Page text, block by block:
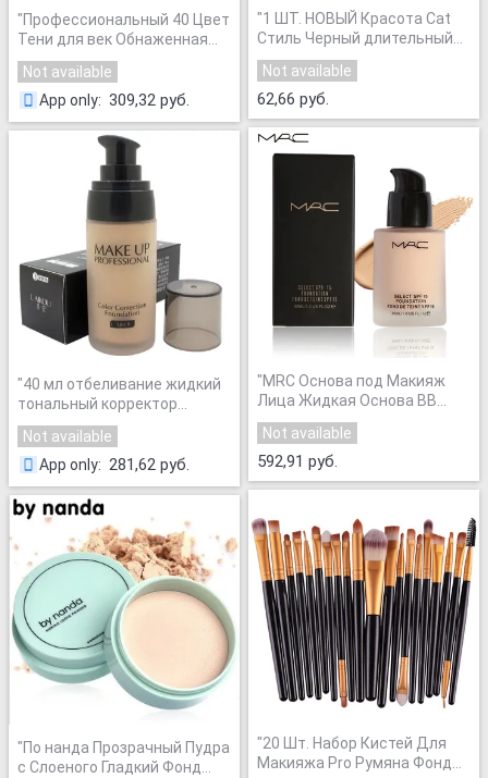
"Профессиональный 40 Цвет
Тени для век Обнаженная
Палитра Для Макияжа
Матовая Природный
Длительный Красоты Тени
Для Век Палитра
Maquiagem"
Not available
App only: 309,32 руб.
"40 мл отбеливание жидкий
тональный корректор
увлажняющий масло-
контроля
водонепроницаемый
Not available
App only: 281,62 руб.
"По нанда Прозрачный Пудра
с Слоеного Гладкий Фонд
"1 ШТ. НОВЫЙ Красота Cat
Стиль Черный длительный
Водонепроницаемый
Жидкая Подводка Eye Liner
Pen Карандаш
Косметическая Инструмент"
Not available
62,66 руб.
"MRC Основа под Макияж
Лица Жидкая Основа BB
Крем SPF15 Корректор
Отбеливание Увлажняющий
Oilcontrol
Водонепроницаемый
Not available
592,91 руб.
"20 Шт. Набор Кистей Для
Макияжа Pro Румяна Фонд